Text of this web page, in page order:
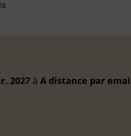
2027 à A distance par